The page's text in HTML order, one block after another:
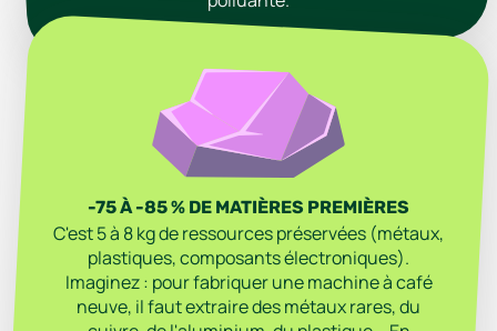
-75 À -85 % DE MATIÈRES PREMIÈRES
C'est 5 à 8 kg de ressources préservées (métaux,
plastiques, composants électroniques).
Imaginez : pour fabriquer une machine à café
neuve, il faut extraire des métaux rares, du